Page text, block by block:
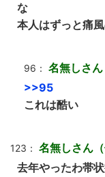
な
本人はずっと痛
96： 名無しさん
>>95
これは酷い
123： 名無しさん（
去年やったわ帯